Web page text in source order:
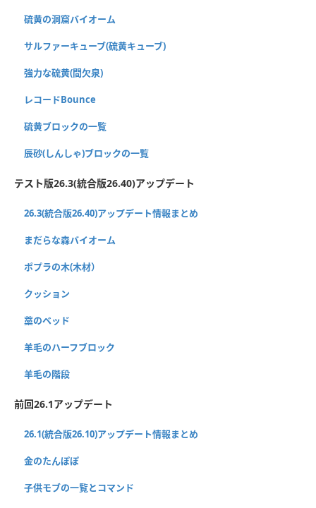
硫黄の洞窟バイオーム
サルファーキューブ(硫黄キューブ)
強力な硫黄(間欠泉)
レコードBounce
硫黄ブロックの一覧
辰砂(しんしゃ)ブロックの一覧
テスト版26.3(統合版26.40)アップデート
26.3(統合版26.40)アップデート情報まとめ
まだらな森バイオーム
ポプラの木(木材）
クッション
藁のベッド
羊毛のハーフブロック
羊毛の階段
前回26.1アップデート
26.1(統合版26.10)アップデート情報まとめ
金のたんぽぽ
子供モブの一覧とコマンド